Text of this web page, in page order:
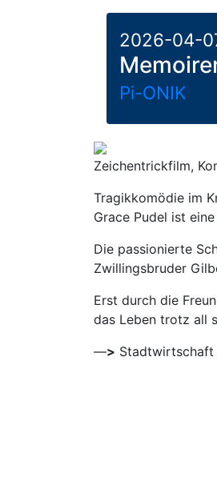
2026-04-
Pi-ONIK
Zeichentrickfilm,
Tragikkomödie im
Grace Pudel ist
Die passionierte
Zwillingsbruder
Erst durch die
das Leben trotz all
—> Stadtwirtschaft